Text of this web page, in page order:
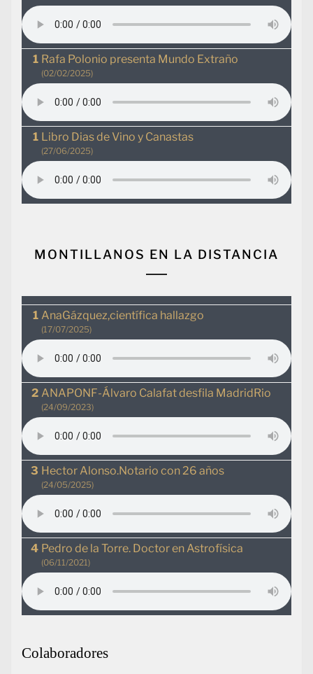
Rafa Polonio presenta Mundo Extraño
(02/02/2025)
Libro Dias de Vino y Canastas
(27/06/2025)
MONTILLANOS EN LA DISTANCIA
AnaGázquez,científica hallazgo
(17/07/2025)
ANAPONF-Álvaro Calafat desfila MadridRio
(24/09/2023)
Hector Alonso.Notario con 26 años
(24/05/2025)
Pedro de la Torre. Doctor en Astrofísica
(06/11/2021)
Colaboradores